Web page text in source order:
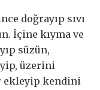
doğrayıp sıvı
İçine kıyma ve
süzün,
üzerini
ekleyip kendini